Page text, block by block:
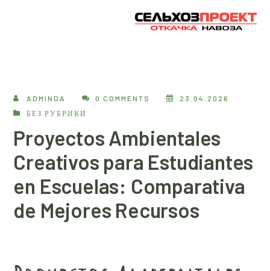
ADMINDA 0 COMMENTS
23.04.2026
БЕЗ РУБРИКИ
Proyectos Ambientales
Creativos para Estudiantes
en Escuelas: Comparativa
de Mejores Recursos